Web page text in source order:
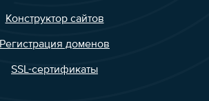
Конструктор сайтов
Регистрация доменов
SSL-сертификаты